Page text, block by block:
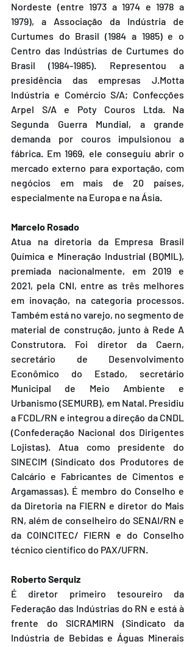
Nordeste (entre 1973 a 1974 e 1978 a
1979), a Associação da Indústria de
Curtumes do Brasil (1984 a 1985) e o
Centro das Indústrias de Curtumes do
Brasil (1984-1985). Representou a
presidência das empresas J.Motta
Indústria e Comércio S/A; Confecções
Arpel S/A e Poty Couros Ltda. Na
Segunda Guerra Mundial, a grande
demanda por couros impulsionou a
fábrica. Em 1969, ele conseguiu abrir o
mercado externo para exportação, com
negócios em mais de 20 países,
especialmente na Europa e na Ásia.
Marcelo Rosado
Atua na diretoria da Empresa Brasil
Química e Mineração Industrial (BQMIL),
premiada nacionalmente, em 2019 e
2021, pela CNI, entre as três melhores
em inovação, na categoria processos.
Também está no varejo, no segmento de
material de construção, junto à Rede A
Construtora. Foi diretor da Caern,
secretário de Desenvolvimento
Econômico do Estado, secretário
Municipal de Meio Ambiente e
Urbanismo (SEMURB), em Natal. Presidiu
a FCDL/RN e integrou a direção da CNDL
(Confederação Nacional dos Dirigentes
Lojistas). Atua como presidente do
SINECIM (Sindicato dos Produtores de
Calcário e Fabricantes de Cimentos e
Argamassas). É membro do Conselho e
da Diretoria na FIERN e diretor do Mais
RN, além de conselheiro do SENAI/RN e
da COINCITEC/ FIERN e do Conselho
técnico científico do PAX/UFRN.
Roberto Serquiz
É diretor primeiro tesoureiro da
Federação das Indústrias do RN e está à
frente do SICRAMIRN (Sindicato da
Indústria de Bebidas e Águas Minerais